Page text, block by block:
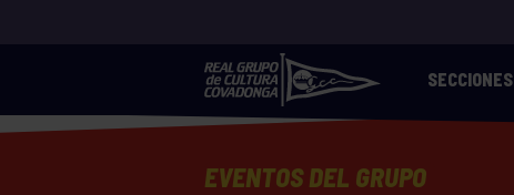
SECCIONES
EVENTOS DEL GRUPO